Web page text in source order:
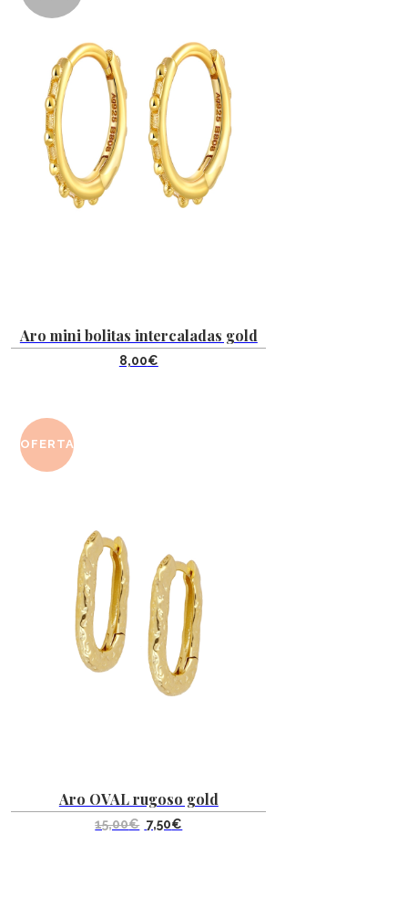
Aro mini bolitas intercaladas gold
8,00€
OFERTA
Aro OVAL rugoso gold
15,00€ El
7,50€